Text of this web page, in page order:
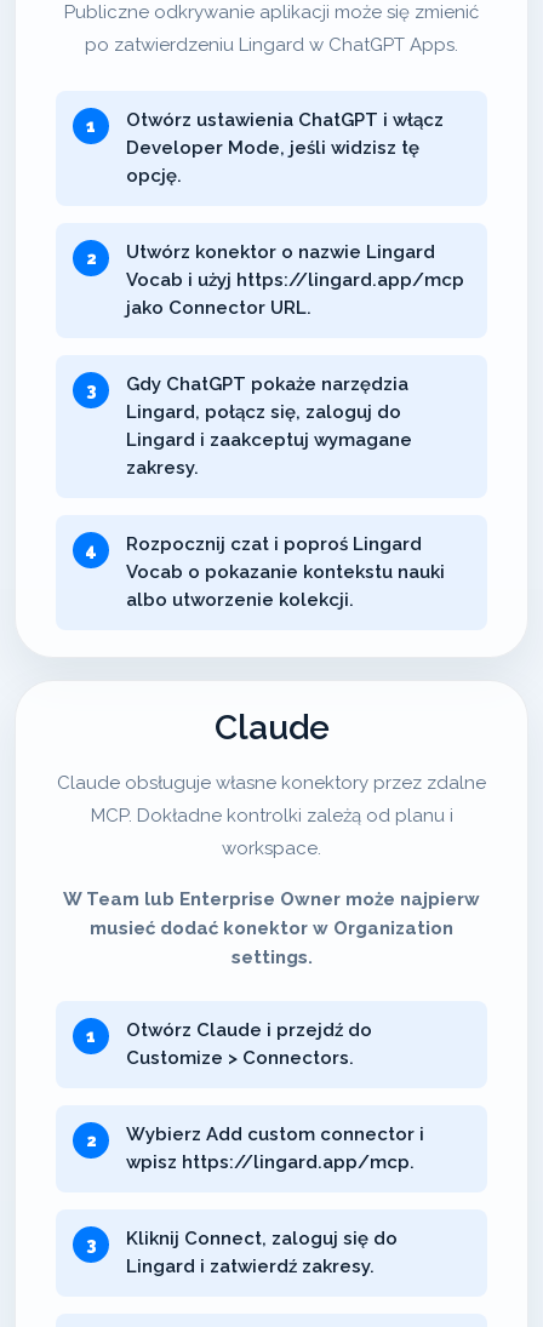
Publiczne odkrywanie aplikacji może się zmienić
po zatwierdzeniu Lingard w ChatGPT Apps.
Otwórz ustawienia ChatGPT i włącz
Developer Mode, jeśli widzisz tę
opcję.
Utwórz konektor o nazwie Lingard
Vocab i użyj https://lingard.app/mcp
jako Connector URL.
Gdy ChatGPT pokaże narzędzia
Lingard, połącz się, zaloguj do
Lingard i zaakceptuj wymagane
zakresy.
Rozpocznij czat i poproś Lingard
Vocab o pokazanie kontekstu nauki
albo utworzenie kolekcji.
Claude
Claude obsługuje własne konektory przez zdalne
MCP. Dokładne kontrolki zależą od planu i
workspace.
W Team lub Enterprise Owner może najpierw
musieć dodać konektor w Organization
settings.
Otwórz Claude i przejdź do
Customize > Connectors.
Wybierz Add custom connector i
wpisz https://lingard.app/mcp.
Kliknij Connect, zaloguj się do
Lingard i zatwierdź zakresy.